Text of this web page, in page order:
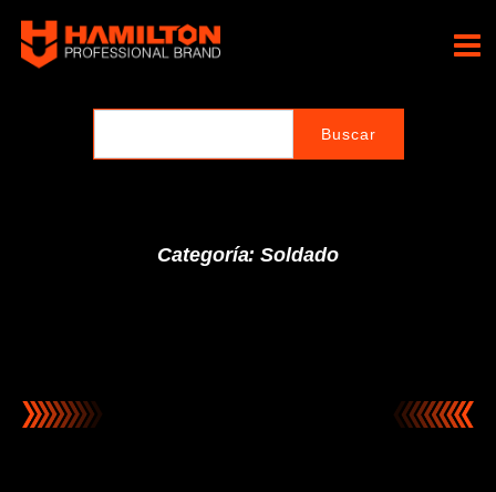
contenido
Categoría: Soldado